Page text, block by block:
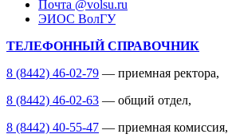
Почта @volsu.ru
ЭИОС ВолГУ
ТЕЛЕФОННЫЙ СПРАВОЧНИК
8 (8442) 46-02-79 — приемная ректора,
8 (8442) 46-02-63 — общий отдел,
8 (8442) 40-55-47 — приемная комиссия,